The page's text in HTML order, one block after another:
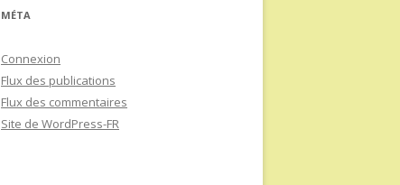
MÉTA
Connexion
Flux des publications
Flux des commentaires
Site de WordPress-FR